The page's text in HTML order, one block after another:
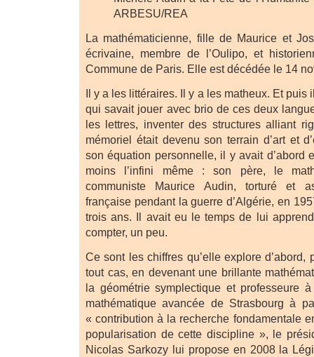
ARBESU/REA
La mathématicienne, fille de Maurice et
écrivaine, membre de l’Oulipo, et
Commune de Paris. Elle est décédée le 14
Il y a les littéraires. Il y a les matheux. Et puis
qui savait jouer avec brio de ces deux
les lettres, inventer des structures alliant
mémoriel était devenu son terrain d’art et
son équation personnelle, il y avait d’abord
moins l’infini même : son père, le
communiste Maurice Audin, torturé et
française pendant la guerre d’Algérie, en
trois ans. Il avait eu le temps de lui
compter, un peu.
Ce sont les chiffres qu’elle explore d’abord,
tout cas, en devenant une brillante
la géométrie symplectique et professeure à
mathématique avancée de Strasbourg à
« contribution à la recherche fondamentale
popularisation de cette discipline », le
Nicolas Sarkozy lui propose en 2008 la